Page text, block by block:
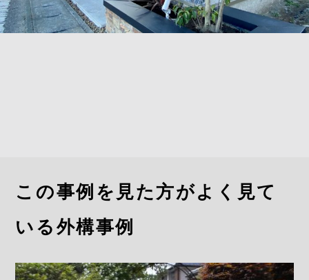
この事例を見た方がよく見て
いる外構事例